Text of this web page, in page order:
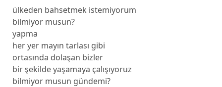
ülkeden bahsetmek istemiyorum
bilmiyor musun?
yapma
her yer mayın tarlası gibi
ortasında dolaşan bizler
bir şekilde yaşamaya çalışıyoruz
bilmiyor musun gündemi?